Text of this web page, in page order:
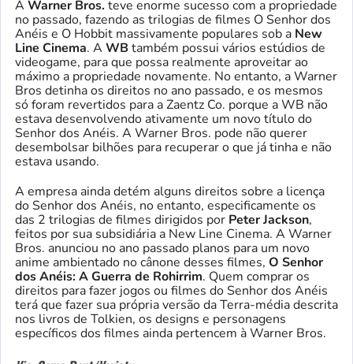
A Warner Bros. teve enorme sucesso com a propriedade
no passado, fazendo as trilogias de filmes O Senhor dos
Anéis e O Hobbit massivamente populares sob a New
Line Cinema. A WBtambém possui vários estúdios de
videogame, para que possa realmente aproveitar ao
máximo a propriedade novamente. No entanto, a Warner
Bros detinha os direitos no ano passado, e os mesmos
só foram revertidos para a Zaentz Co. porque a WB não
estava desenvolvendo ativamente um novo título do
Senhor dos Anéis. A Warner Bros. pode não querer
desembolsar bilhões para recuperar o que já tinha e não
estava usando.
A empresa ainda detém alguns direitos sobre a licença
do Senhor dos Anéis, no entanto, especificamente os
das 2 trilogias de filmes dirigidos por Peter Jackson,
feitos por sua subsidiária a New Line Cinema. A Warner
Bros. anunciou no ano passado planos para um novo
anime ambientado no cânone desses filmes, O Senhor
dos Anéis: A Guerra de Rohirrim. Quem comprar os
direitos para fazer jogos ou filmes do Senhor dos Anéis
terá que fazer sua própria versão da Terra-média descrita
nos livros de Tolkien, os designs e personagens
específicos dos filmes ainda pertencem à Warner Bros.